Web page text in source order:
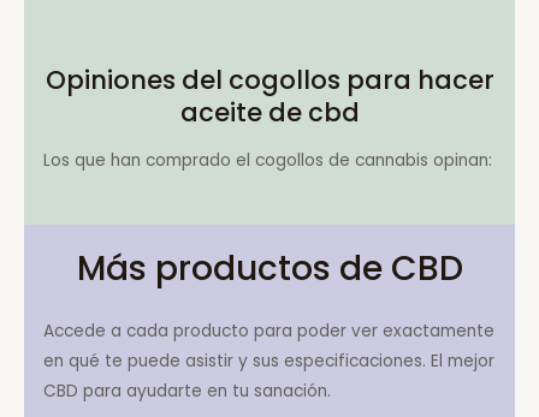
Opiniones del cogollos para hacer
aceite de cbd
Los que han comprado el cogollos de cannabis opinan:
Más productos de CBD
Accede a cada producto para poder ver exactamente
en qué te puede asistir y sus especificaciones. El mejor
CBD para ayudarte en tu sanación.